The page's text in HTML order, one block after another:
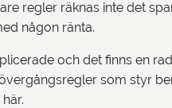
regler räknas inte det
någon ränta.
och det finns en rad
som styr
här.